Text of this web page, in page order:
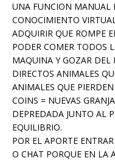
UNA FUNCION MANUAL
CONOCIMIENTO
ADQUIRIR QUE ROMPE
PODER COMER TODOS
MAQUINA Y GOZAR DEL
DIRECTOS ANIMALES
ANIMALES QUE
COINS = NUEVAS
DEPREDADA JUNTO AL
EQUILIBRIO.
POR EL APORTE
O CHAT PORQUE EN LA